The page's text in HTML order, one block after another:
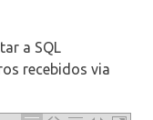
a SQL
recebidos via